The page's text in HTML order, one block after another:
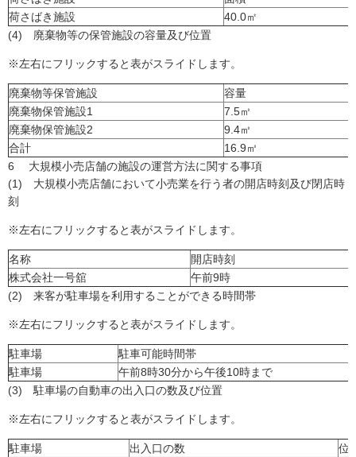
荷さばき施設
40.0㎡
(4) 廃棄物等の保管施設の容量及び位置
※左右にフリックすると表がスライドします。
廃棄物等保管施設
容量
廃棄物保管施設1
7.5㎥
廃棄物保管施設2
9.4㎥
合計
16.9㎥
6 大規模小売店舗の施設の運営方法に関する事項
(1) 大規模小売店舗において小売業を行う者の開店時刻及び閉店時
刻
※左右にフリックすると表がスライドします。
名称 開店時刻
株式会社一号舘
午前9時
(2) 来客が駐車場を利用することができる時間帯
※左右にフリックすると表がスライドします。
駐車場
駐車可能時間帯
駐車場
午前8時30分から午後10時まで
(3) 駐車場の自動車の出入口の数及び位置
※左右にフリックすると表がスライドします。
駐車場 出入口の数
位